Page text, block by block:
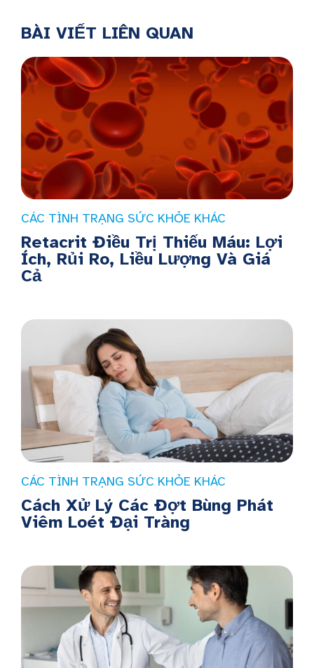
BÀI VIẾT LIÊN QUAN
CÁC TÌNH TRẠNG SỨC KHỎE KHÁC
Retacrit Điều Trị Thiếu Máu: Lợi
Ích, Rủi Ro, Liều Lượng Và Giá
Cả
CÁC TÌNH TRẠNG SỨC KHỎE KHÁC
Cách Xử Lý Các Đợt Bùng Phát
Viêm Loét Đại Tràng